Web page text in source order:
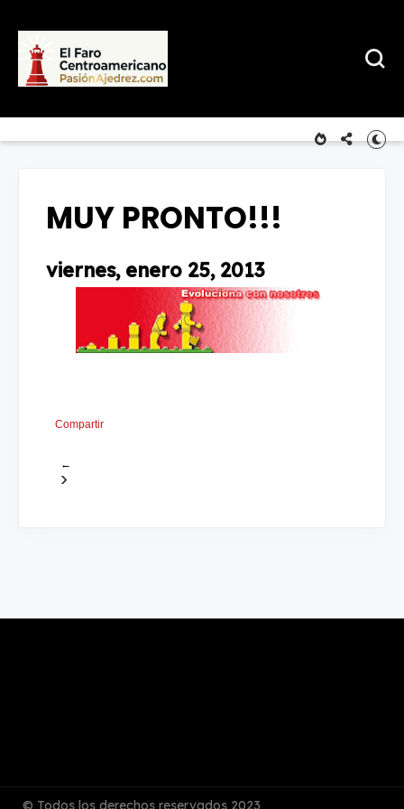
MUY PRONTO!!!
viernes, enero 25, 2013
Compartir
←
›
© Todos los derechos reservados 2023